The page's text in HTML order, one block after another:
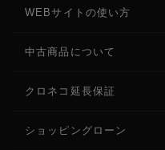
WEBサイトの使い方
中古商品について
クロネコ延長保証
ショッピングローン